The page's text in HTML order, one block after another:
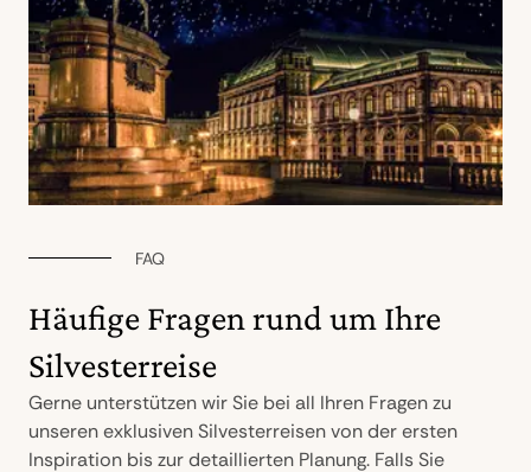
FAQ
Häufige Fragen rund um Ihre
Silvesterreise
Gerne unterstützen wir Sie bei all Ihren Fragen zu
unseren exklusiven Silvesterreisen von der ersten
Inspiration bis zur detaillierten Planung. Falls Sie